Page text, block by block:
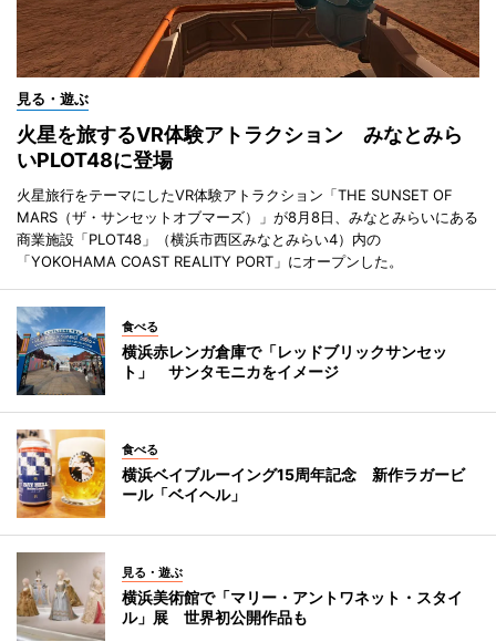
見る・遊ぶ
火星を旅するVR体験アトラクション みなとみら
いPLOT48に登場
火星旅行をテーマにしたVR体験アトラクション「THE SUNSET OF
MARS（ザ・サンセットオブマーズ）」が8月8日、みなとみらいにある
商業施設「PLOT48」（横浜市西区みなとみらい4）内の
「YOKOHAMA COAST REALITY PORT」にオープンした。
食べる
横浜赤レンガ倉庫で「レッドブリックサンセッ
ト」 サンタモニカをイメージ
食べる
横浜ベイブルーイング15周年記念 新作ラガービ
ール「ベイヘル」
見る・遊ぶ
横浜美術館で「マリー・アントワネット・スタイ
ル」展 世界初公開作品も